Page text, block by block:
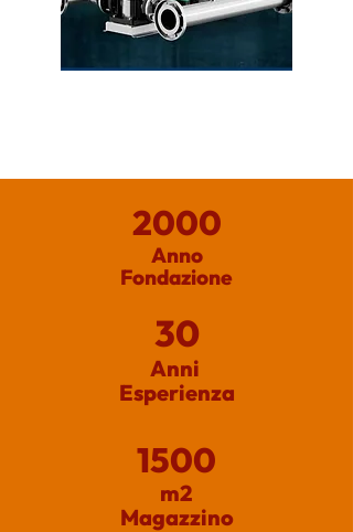
IDROTERMO
2000
Anno
Fondazione
30
Anni
Esperienza
1500
m2
Magazzino